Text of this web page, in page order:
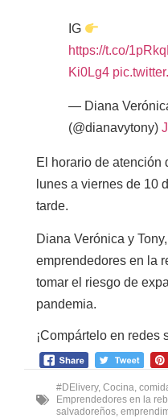
IG
https://t.co/
Ki0Lg4
— Diana
(@dianavytony)
El horario de atención
lunes a viernes de 10
tarde.
Diana Verónica y
emprendedores en la
tomar el riesgo de
pandemia.
¡Compártelo en redes
#DElivery, Cocina
Emprendedores en la
salvadoreños